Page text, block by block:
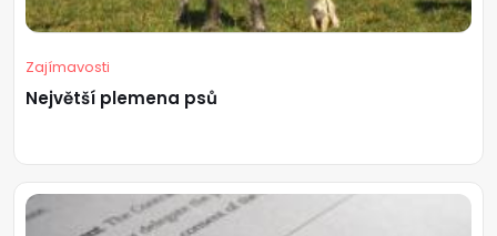
Zajímavosti
Největší plemena psů